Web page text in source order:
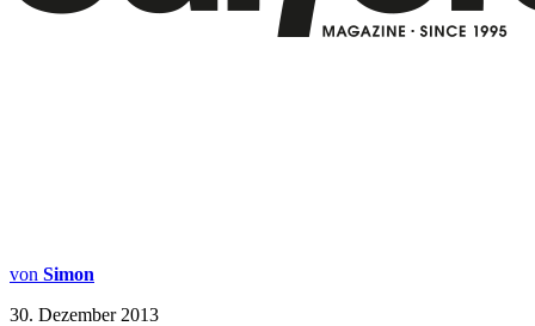
von Simon
30. Dezember 2013